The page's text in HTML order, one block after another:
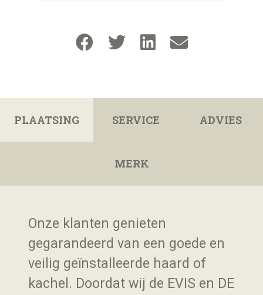
PLAATSING SERVICE ADVIES
MERK
Onze klanten genieten
gegarandeerd van een goede en
veilig geïnstalleerde haard of
kachel. Doordat wij de EVIS en DE